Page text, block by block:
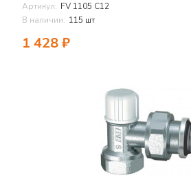
Артикул: FV 1105 C12
В наличии: 115 шт
1 428₽